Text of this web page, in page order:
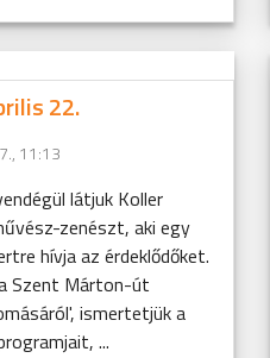
22.
11:13
látjuk Koller
zenészt, aki egy
hívja az érdeklődőket.
Szent Márton-út
ismertetjük a
...